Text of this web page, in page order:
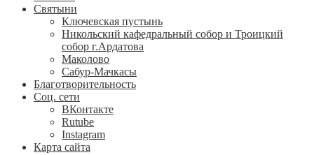
Святыни
Ключевская пустынь
Никольский кафедральный собор и Троицкий
собор г.Ардатова
Маколово
Сабур-Мачкасы
Благотворительность
Соц. сети
ВКонтакте
Rutube
Instagram
Карта сайта